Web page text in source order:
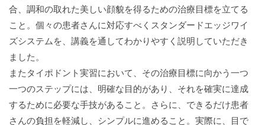
合、調和の取れた美しい顔貌を得るための治療目標を立てる
こと。個々の患者さんに対応すべくスタンダードエッジワイ
ズシステムを、講義を通してわかりやすく説明していただき
ました。
またタイポドント実習において、その治療目標に向かう一つ
一つのステップには、明確な目的があり、それを確実に達成
するために必要な手技があること。さらに、できるだけ患者
さんの負担を軽減し、シンプルに進めること。実際に、目で